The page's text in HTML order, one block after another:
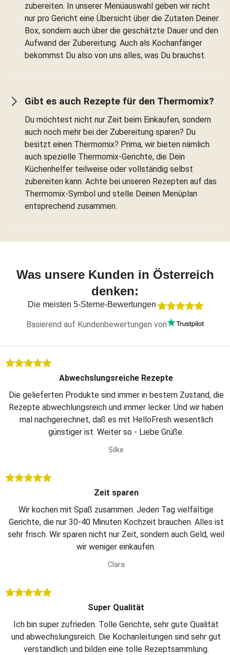
zubereiten. In unserer Menüauswahl geben wir nicht
nur pro Gericht eine Übersicht über die Zutaten Deiner
Box, sondern auch über die geschätzte Dauer und den
Aufwand der Zubereitung. Auch als Kochanfänger
bekommst Du also von uns alles, was Du brauchst.
Gibt es auch Rezepte für den Thermomix?
Du möchtest nicht nur Zeit beim Einkaufen, sondern
auch noch mehr bei der Zubereitung sparen? Du
besitzt einen Thermomix? Prima, wir bieten nämlich
auch spezielle Thermomix-Gerichte, die Dein
Küchenhelfer teilweise oder vollständig selbst
zubereiten kann. Achte bei unseren Rezepten auf das
Thermomix-Symbol und stelle Deinen Menüplan
entsprechend zusammen.
Was unsere Kunden in Österreich
denken:
Die meisten 5-Sterne-Bewertungen
Basierend auf Kundenbewertungen von
Abwechslungsreiche Rezepte
Die gelieferten Produkte sind immer in bestem Zustand, die
Rezepte abwechlungsreich und immer lecker. Und wir haben
mal nachgerechnet, daß es mit HelloFresh wesentlich
günstiger ist. Weiter so - Liebe Grüße.
Silke
Zeit sparen
Wir kochen mit Spaß zusammen. Jeden Tag vielfältige
Gerichte, die nur 30-40 Minuten Kochzeit brauchen. Alles ist
sehr frisch. Wir sparen nicht nur Zeit, sondern auch Geld, weil
wir weniger einkaufen.
Clara
Super Qualität
Ich bin super zufrieden. Tolle Gerichte, sehr gute Qualität
und abwechslungsreich. Die Kochanleitungen sind sehr gut
verständlich und bilden eine tolle Rezeptsammlung.